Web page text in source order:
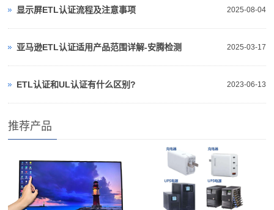
2025-08-04
显示屏ETL认证流程及注意事项
2025-03-17
亚马逊ETL认证适用产品范围详解-安腾检测
2023-06-13
ETL认证和UL认证有什么区别?
推荐产品